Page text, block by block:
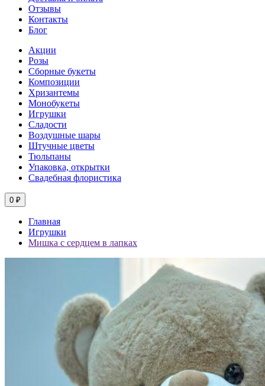
Отзывы
Контакты
Блог
Акции
Розы
Сборные букеты
Композиции
Хризантемы
Монобукеты
Игрушки
Сладости
Воздушные шары
Штучные цветы
Тюльпаны
Упаковка, открытки
Свадебная флористика
0 ₽
Главная
Игрушки
Мишка с сердцем в лапках